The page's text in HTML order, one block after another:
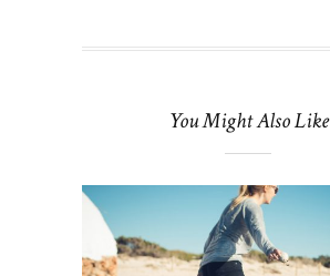
You Might Also Like